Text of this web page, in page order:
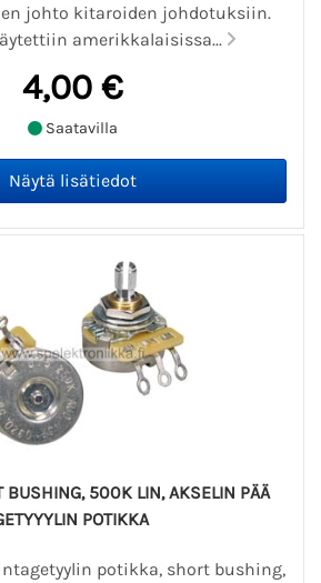
johto kitaroiden johdotuksiin.
amerikkalaisissa...
4,00 €
Saatavilla
500K LIN, AKSELIN PÄÄ
POTIKKA
potikka, short bushing,